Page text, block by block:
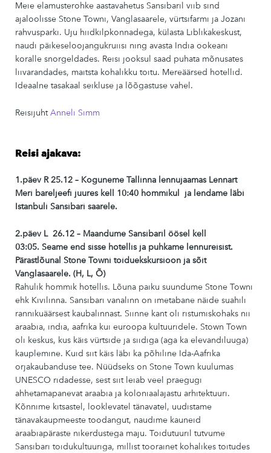
Meie elamusterohke aastavahetus Sansibaril viib sind
ajaloolisse Stone Towni, Vanglasaarele, vürtsifarmi ja Jozani
rahvusparki. Uju hiidkilpkonnadega, külasta Liblikakeskust,
naudi päikeseloojangukruiisi ning avasta India ookeani
koralle snorgeldades. Reisi jooksul saad puhata mõnusates
liivarandades, maitsta kohalikku toitu. Mereäärsed hotellid.
Ideaalne tasakaal seikluse ja lõõgastuse vahel.
ReisijuhtAnneli Simm
Reisi ajakava:
1.päev R25.12 – Koguneme Tallinna lennujaamas Lennart
Meri bareljeefi juures kell 10:40 hommikul
ja lendame läbi
Istanbuli Sansibari saarele.
2.päev L 26.12 – Maandume Sansibaril öösel kell
03:05. Seame end sisse hotellis ja puhkame lennureisist.
Pärastlõunal Stone Towni toiduekskursioon ja sõit
Vanglasaarele. (H, L, Õ)
Rahulik hommik hotellis. Lõuna paiku suundume Stone Towni
ehk Kivilinna. Sansibari vanalinn on imetabane näide suahili
rannikuäärsest kaubalinnast. Siinne kant oli ristumiskohaks nii
araabia, india, aafrika kui euroopa kultuuridele. Stown Town
oli keskus, kus käis vürtside ja siidiga (aga ka elevandiluuga)
kauplemine. Kuid siit käis läbi ka põhiline Ida-Aafrika
orjakaubanduse tee. Nüüdseks on Stone Town kuulumas
UNESCO ridadesse, sest siit leiab veel praegugi
ahhetamapanevat araabia ja koloniaalajastu arhitektuuri.
Kõnnime kitsastel, looklevatel tänavatel, uudistame
tänavakaupmeeste toodangut, naudime kauneid
araabiapäraste nikerdustega maju. Toidutuuril tutvume
Sansibari toidukultuuriga, millist toorainet kohalikes toitudes